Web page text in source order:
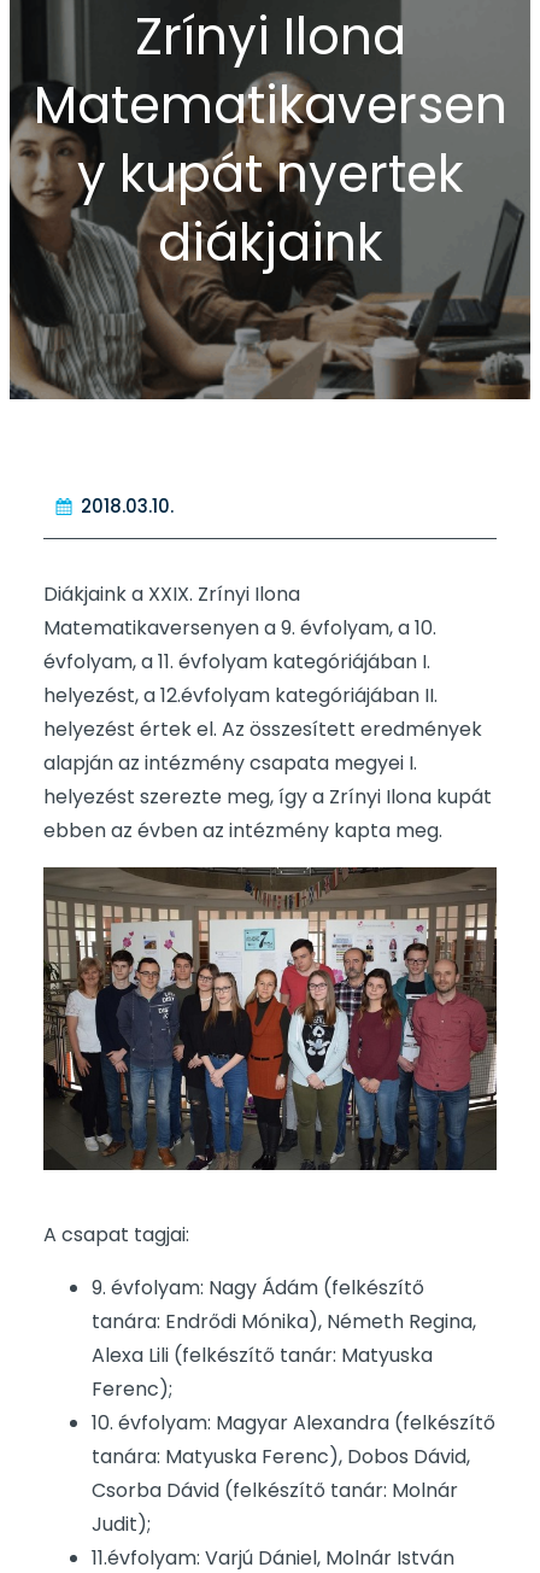
Zrínyi Ilona
Matematikaversen
y kupát nyertek
diákjaink
2018.03.10.
Diákjaink a XXIX. Zrínyi Ilona
Matematikaversenyen a 9. évfolyam, a 10.
évfolyam, a 11. évfolyam kategóriájában I.
helyezést, a 12.évfolyam kategóriájában II.
helyezést értek el. Az összesített eredmények
alapján az intézmény csapata megyei I.
helyezést szerezte meg, így a Zrínyi Ilona kupát
ebben az évben az intézmény kapta meg.
A csapat tagjai:
9. évfolyam: Nagy Ádám (felkészítő
tanára: Endrődi Mónika), Németh Regina,
Alexa Lili (felkészítő tanár: Matyuska
Ferenc);
10. évfolyam: Magyar Alexandra (felkészítő
tanára: Matyuska Ferenc), Dobos Dávid,
Csorba Dávid (felkészítő tanár: Molnár
Judit);
11.évfolyam: Varjú Dániel, Molnár István